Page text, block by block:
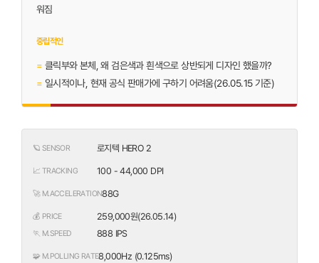
워짐
중립적인
= 클릭부와 본체, 왜 검은색과 흰색으로 상반되게 디자인 했을까?
= 일시적이나, 현재 공식 판매가에 구하기 어려움(26.05.15 기준)
🪐 SENSOR 로지텍 HERO 2
📈 TRACKING 100 - 44,000 DPI
🚀 M.ACCELERATION88G
💰 PRICE 259,000원(26.05.14)
🏃 M.SPEED 888 IPS
🧩 M.POLLING RATE8,000Hz (0.125ms)